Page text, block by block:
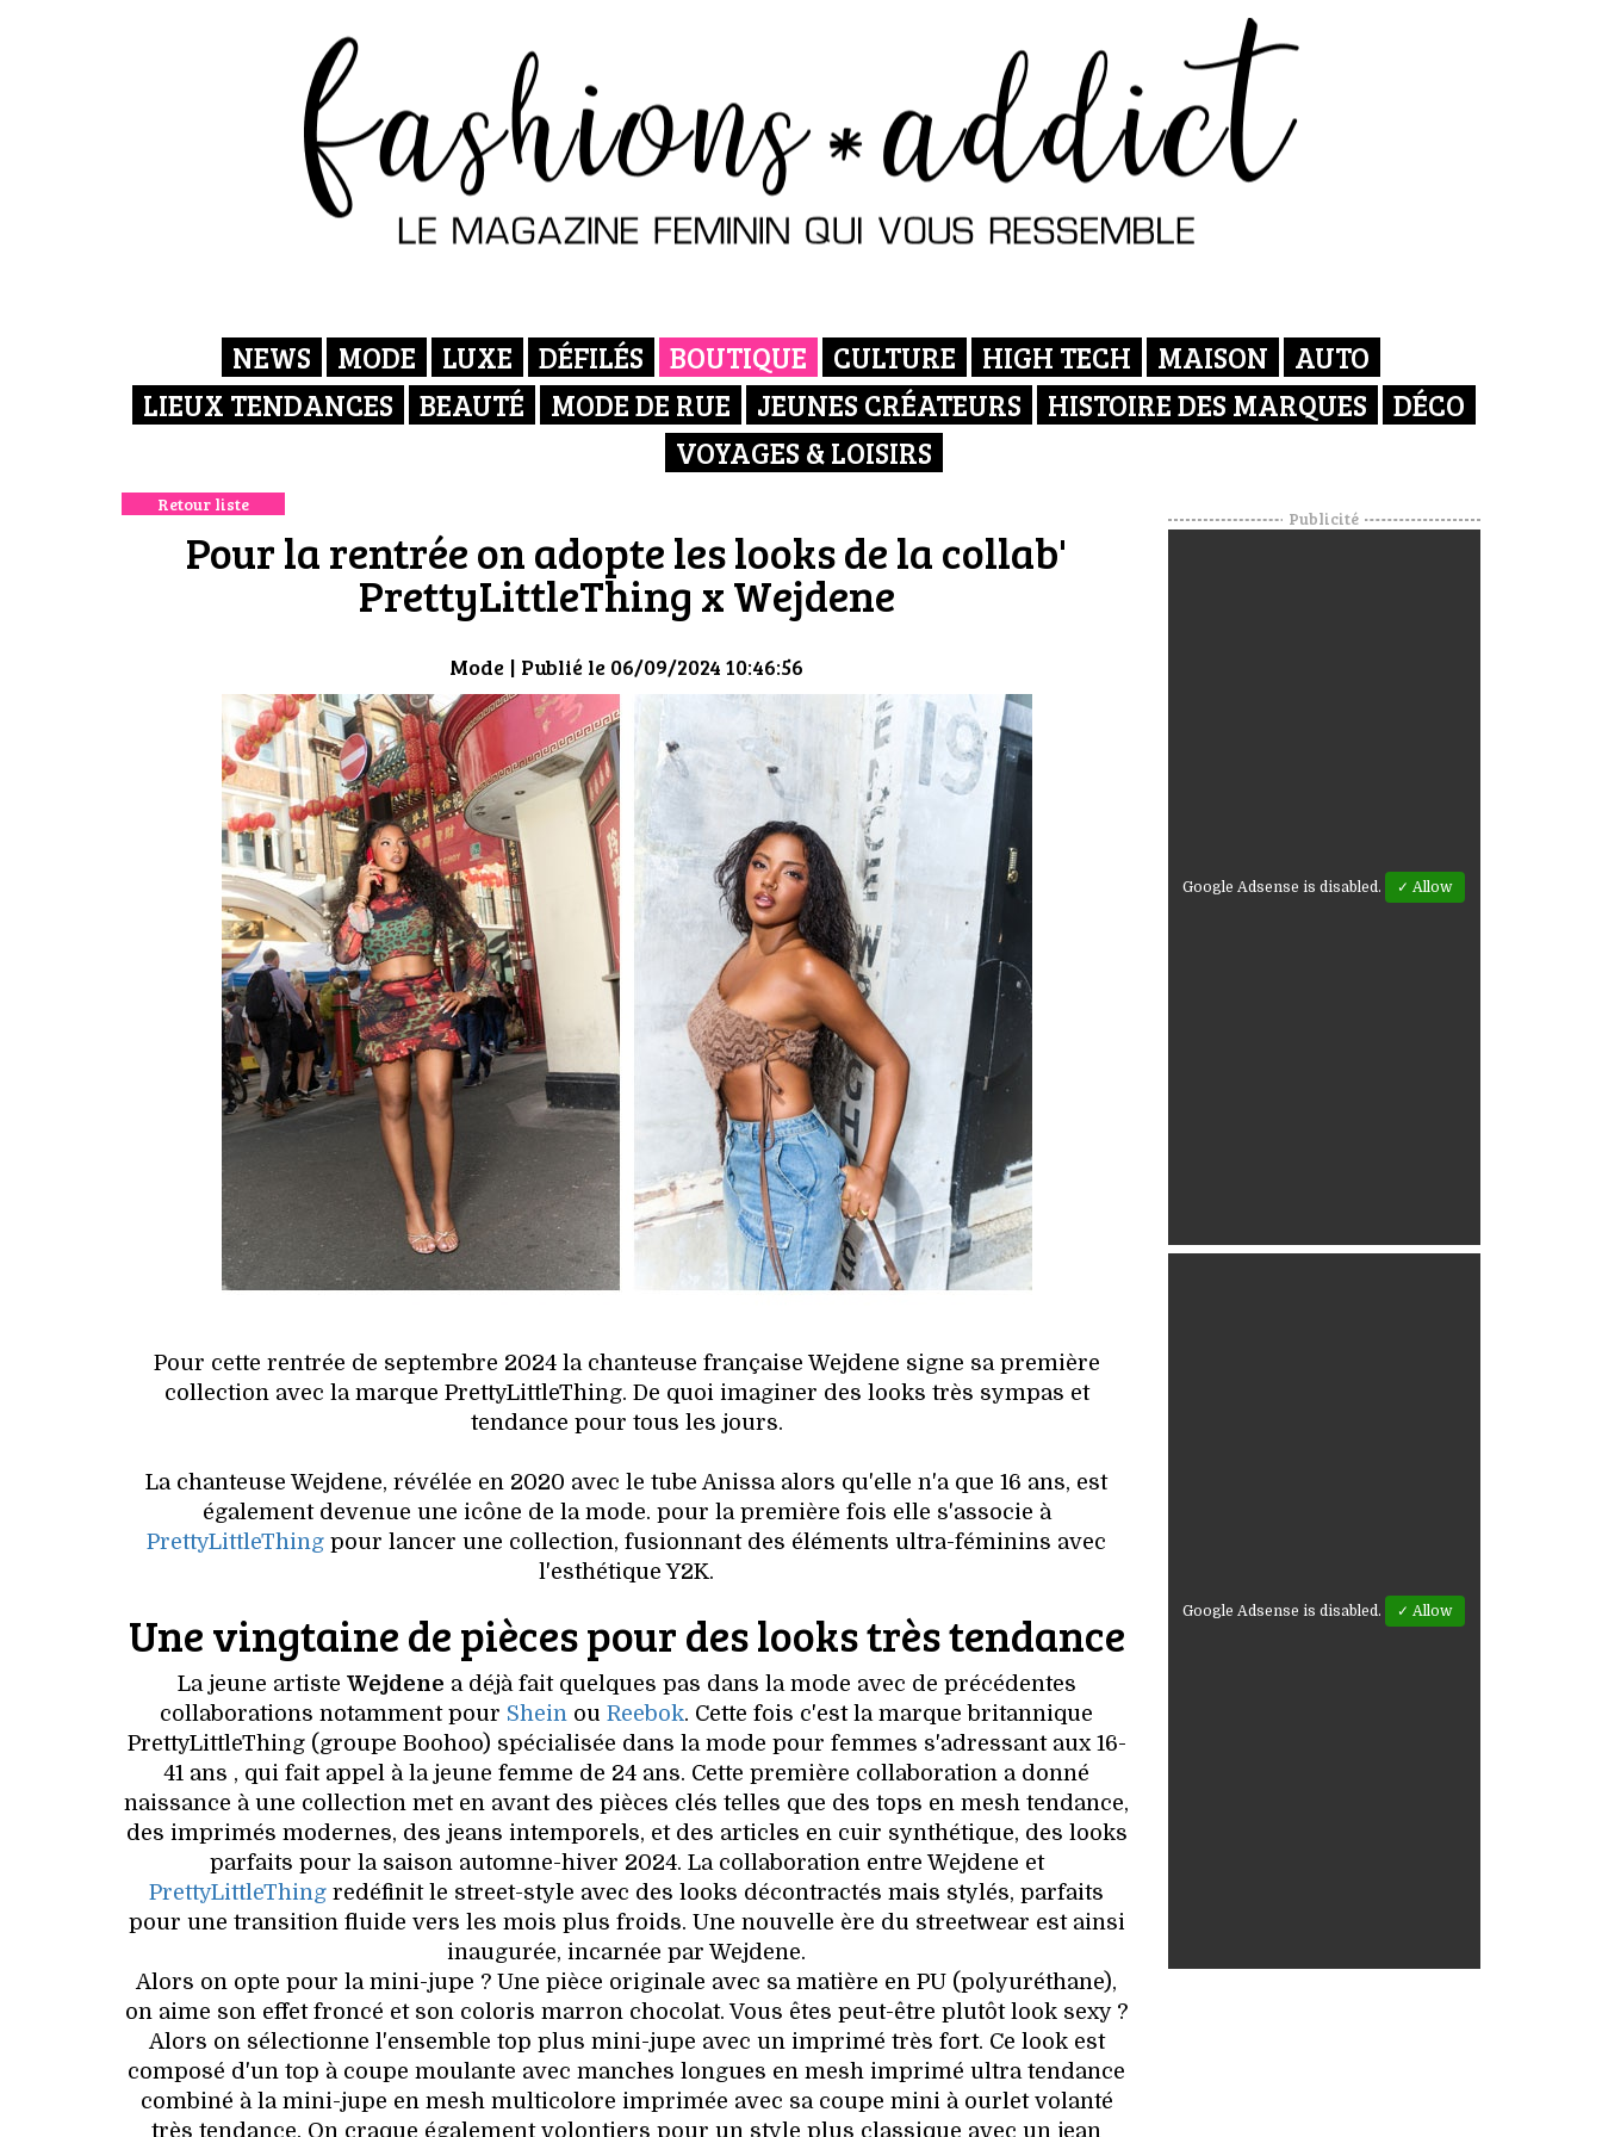
NEWS MODE LUXE DÉFILÉS BOUTIQUE CULTURE HIGH TECH MAISON
AUTO
LIEUX TENDANCES
BEAUTÉ MODE DE RUE JEUNES CRÉATEURS HISTOIRE DES MARQUES
DÉCO
VOYAGES & LOISIRS
Retour liste
Pour la rentrée on adopte les looks de la collab'
PrettyLittleThing x Wejdene
Mode | Publié le 06/09/2024 10:46:56
Pour cette rentrée de septembre 2024 la chanteuse française Wejdene signe sa première
collection avec la marque PrettyLittleThing. De quoi imaginer des looks très sympas et
tendance pour tous les jours.
La chanteuse Wejdene, révélée en 2020 avec le tube Anissa alors qu'elle n'a que 16 ans, est
également devenue une icône de la mode. pour la première fois elle s'associe à
PrettyLittleThing pour lancer une collection, fusionnant des éléments ultra-féminins avec
l'esthétique Y2K.
Une vingtaine de pièces pour des looks très tendance
La jeune artiste Wejdene a déjà fait quelques pas dans la mode avec de précédentes
collaborations notamment pour Shein ouReebok. Cette fois c'est la marque britannique
PrettyLittleThing (groupe Boohoo) spécialisée dans la mode pour femmes s'adressant aux 16-
41 ans , qui fait appel à la jeune femme de 24 ans. Cette première collaboration a donné
naissance à une collection met en avant des pièces clés telles que des tops en mesh tendance,
des imprimés modernes, des jeans intemporels, et des articles en cuir synthétique, des looks
parfaits pour la saison automne-hiver 2024. La collaboration entre Wejdene et
PrettyLittleThing redéfinit le street-style avec des looks décontractés mais stylés, parfaits
pour une transition fluide vers les mois plus froids. Une nouvelle ère du streetwear est ainsi
inaugurée, incarnée par Wejdene.
Alors on opte pour la mini-jupe ? Une pièce originale avec sa matière en PU (polyuréthane),
on aime son effet froncé et son coloris marron chocolat. Vous êtes peut-être plutôt look sexy ?
Alors on sélectionne l'ensemble top plus mini-jupe avec un imprimé très fort. Ce look est
composé d'un top à coupe moulante avec manches longues en mesh imprimé ultra tendance
combiné à la mini-jupe en mesh multicolore imprimée avec sa coupe mini à ourlet volanté
très tendance. On craque également volontiers pour un style plus classique avec un jean
Publicité
Google Adsense is disabled. ✓ Allow
Google Adsense is disabled. ✓ Allow